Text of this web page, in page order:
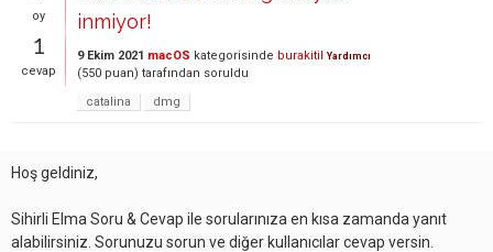
oy
1
cevap
inmiyor!
9 Ekim 2021 macOS kategorisinde burakitil Yardımcı
(550 puan) tarafından soruldu
catalina
dmg
Hoş geldiniz,
Sihirli Elma Soru & Cevap ile sorularınıza en kısa zamanda yanıt
alabilirsiniz. Sorunuzu sorun ve diğer kullanıcılar cevap versin.